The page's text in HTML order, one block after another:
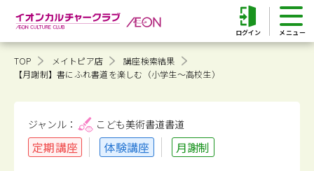
ログイン
TOP メイトピア店
講座検索結果
【月謝制】書にふれ書道を楽しむ（小学生～高校生）
ジャンル： こども美術書道書道
定期講座 体験講座 月謝制